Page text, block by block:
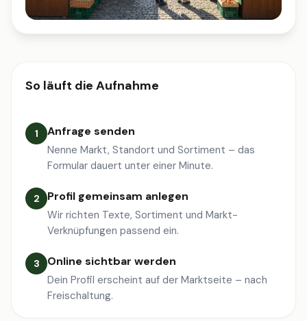
So läuft die Aufnahme
1 Anfrage senden
Nenne Markt, Standort und Sortiment – das
Formular dauert unter einer Minute.
2 Profil gemeinsam anlegen
Wir richten Texte, Sortiment und Markt-
Verknüpfungen passend ein.
3 Online sichtbar werden
Dein Profil erscheint auf der Marktseite – nach
Freischaltung.